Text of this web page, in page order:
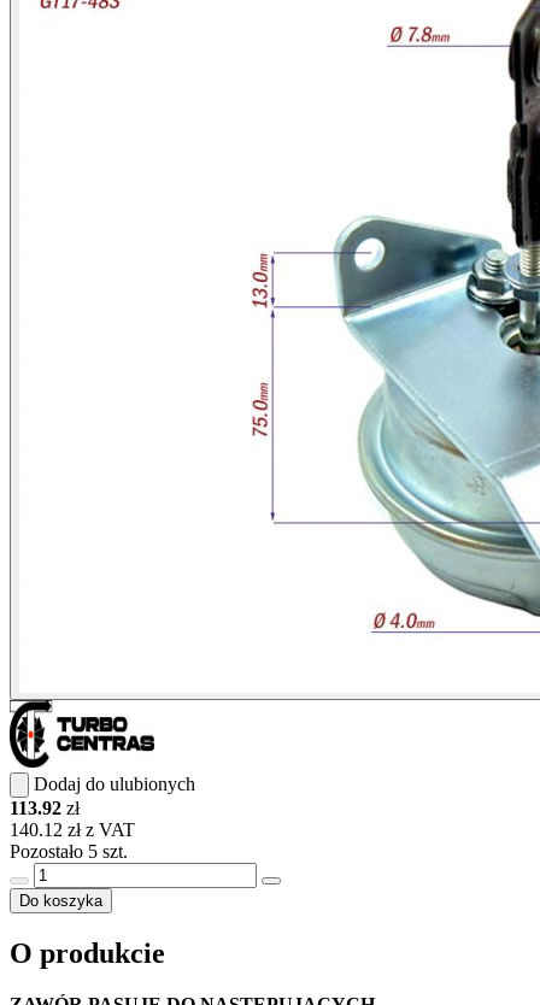
Dodaj do ulubionych
113.92 zł
140.12 zł z VAT
Pozostało 5 szt.
Do koszyka
O produkcie